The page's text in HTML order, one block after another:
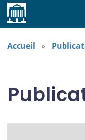
Accueil
Accueil